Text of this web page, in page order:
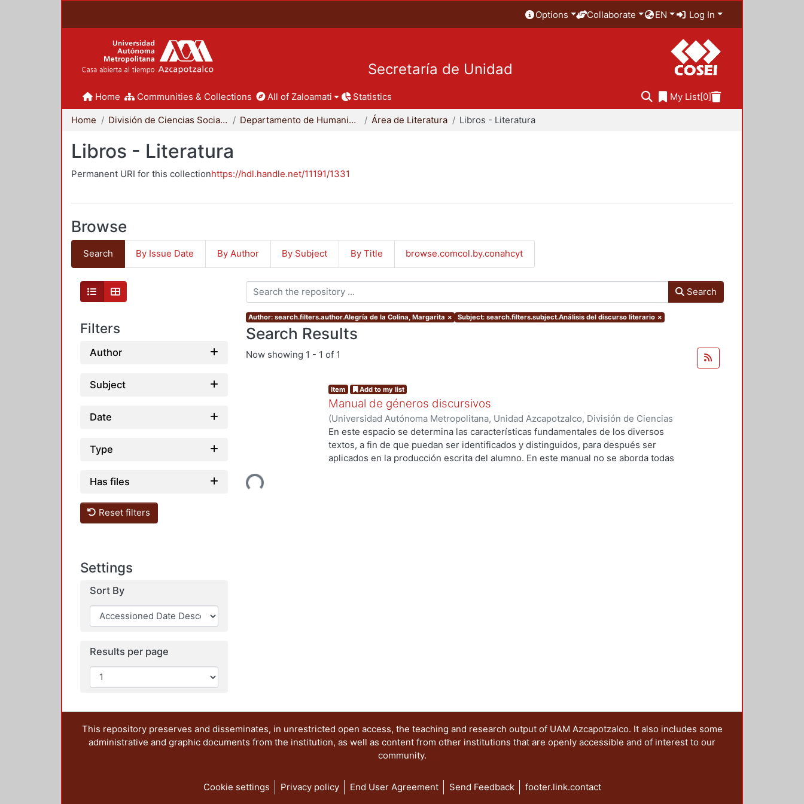
Options Collaborate EN Log In
Secretaría de Unidad
Home Communities & Collections All of Zaloamati Statistics My List[0]
Home División de Ciencias Sociales y Humanidades Departamento de Humanidades Área de Literatura Libros - Literatura
Libros - Literatura
Permanent URI for this collectionhttps://hdl.handle.net/11191/1331
Browse
Search By Issue Date By Author By Subject By Title browse.comcol.by.conahcyt
Filters
Author
Subject
Date
Type
Has files
Reset filters
Settings
Sort By
Results per page
Search
Author: search.filters.author.Alegría de la Colina, Margarita × Subject: search.filters.subject.Análisis del discurso literario ×
Search Results
Now showing 1 - 1 of 1
Loading...
Item Add to my list
Manual de géneros discursivos
(Universidad Autónoma Metropolitana, Unidad Azcapotzalco, División de Ciencias
Sociales y Humanidades, Departamento de Humanidades, Área de Literatura,2004
Alegría de la Colina, Margarita; Cervantes Sánchez, Gloria;Hernández Monroy,
Rosaura;Herrera, Alejandra;Sorókina, Tatiana
En este espacio se determina las características fundamentales de los diversos
textos, a fin de que puedan ser identificados y distinguidos, para después ser
aplicados en la producción escrita del alumno. En este manual no se aborda todas
This repository preserves and disseminates, in unrestricted open access, the teaching and research output of UAM Azcapotzalco. It also includes some
administrative and graphic documents from the institution, as well as content from other institutions that are openly accessible and of interest to our
community.
Cookie settings Privacy policy End User Agreement Send Feedback footer.link.contact